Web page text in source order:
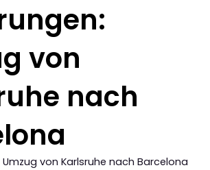
von
nach
von Karlsruhe nach Barcelona